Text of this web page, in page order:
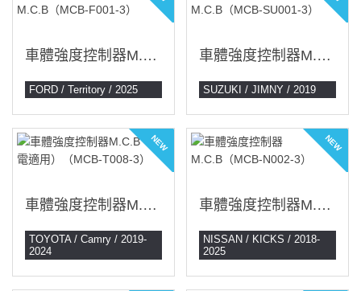
車體強度控制器M.C.B（MCB-F001-3）
FORD / Territory / 2025
車體強度控制器M.C.B（MCB-SU001-3）
SUZUKI / JIMNY / 2019
NEW
車體強度控制器M.C.B（油電適用）（MCB-T008-3）
TOYOTA / Camry / 2019-
2024
NEW
車體強度控制器M.C.B（MCB-N002-3）
NISSAN / KICKS / 2018-
2025